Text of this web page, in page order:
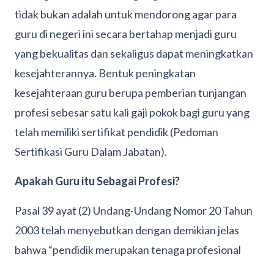
tidak bukan adalah untuk mendorong agar para
guru di negeri ini secara bertahap menjadi guru
yang bekualitas dan sekaligus dapat meningkatkan
kesejahterannya. Bentuk peningkatan
kesejahteraan guru berupa pemberian tunjangan
profesi sebesar satu kali gaji pokok bagi guru yang
telah memiliki sertifikat pendidik (Pedoman
Sertifikasi Guru Dalam Jabatan).
Apakah Guru itu Sebagai Profesi?
Pasal 39 ayat (2) Undang-Undang Nomor 20 Tahun
2003 telah menyebutkan dengan demikian jelas
bahwa “pendidik merupakan tenaga profesional